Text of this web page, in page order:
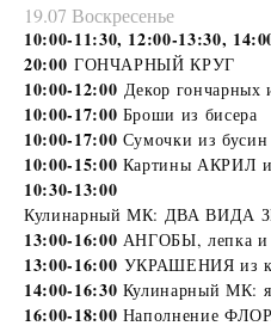
19.07 Воскресенье
10:00-11:30, 12:00-13:30,
20:00 ГОНЧАРНЫЙ КРУГ
10:00-12:00 Декор гончарных
10:00-17:00 Броши из бисера
10:00-17:00 Сумочки из бусин
10:00-15:00 Картины АКРИЛ
10:30-13:00
Кулинарный МК: ДВА ВИДА
13:00-16:00 АНГОБЫ, лепка
13:00-16:00 УКРАШЕНИЯ из
14:00-16:30 Кулинарный МК:
16:00-18:00 Наполнение